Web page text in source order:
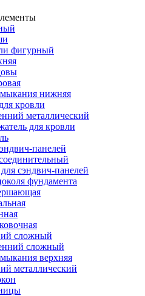
фигурный
нижняя
кровли
металлический
для кровли
панелей
сэндвич-панелей
фундамента
сложный
сложный
верхняя
металлический